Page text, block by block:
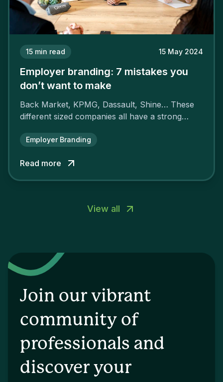
15 min read 15 May 2024
Employer branding: 7 mistakes you
don’t want to make
Back Market, KPMG, Dassault, Shine… These
different sized companies all have a strong
attractiveness and loyalty and makes their
Employer Branding
Read more
View all
Join our vibrant
community of
professionals and
discover your